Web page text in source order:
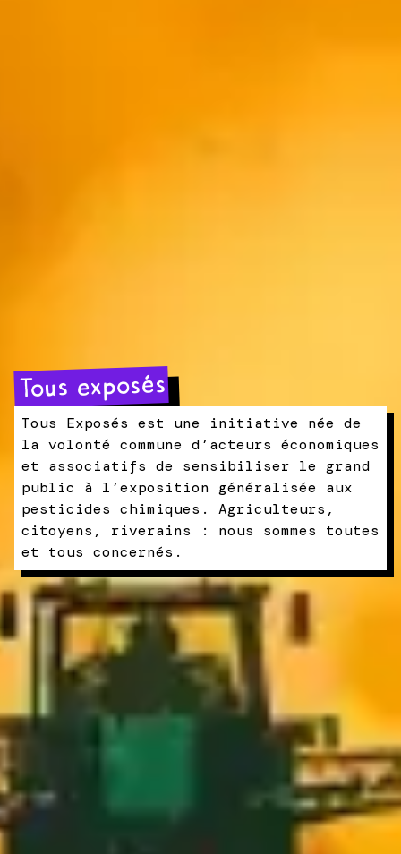
Tous exposés
Tous Exposés est une initiative née de
la volonté commune d’acteurs économiques
et associatifs de sensibiliser le grand
public à l’exposition généralisée aux
pesticides chimiques. Agriculteurs,
citoyens, riverains : nous sommes toutes
et tous concernés.